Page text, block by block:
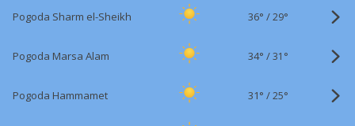
Pogoda Sharm el-Sheikh 36° /29°
Pogoda Marsa Alam 34° /31°
Pogoda Hammamet 31° /25°